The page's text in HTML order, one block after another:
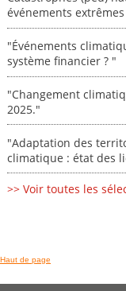
événements
"Événements
système financier ? "
"Changement
2025."
"Adaptation des
climatique : état des
>> Voir toutes les
Haut de page